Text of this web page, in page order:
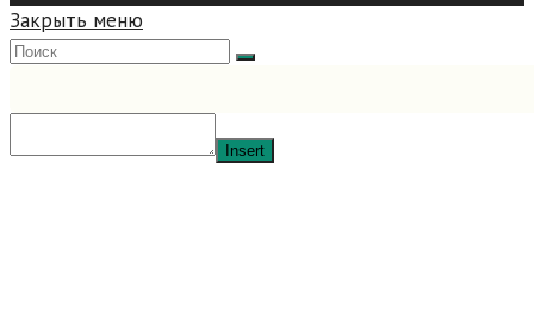
Закрыть меню
Insert